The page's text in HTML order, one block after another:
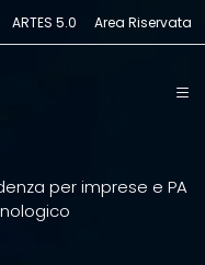
ARTES 5.0 Area Riservata
per imprese e PA